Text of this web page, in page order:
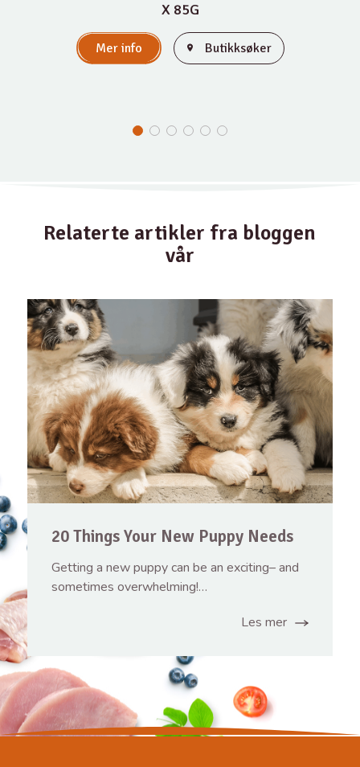
X 85G
Mer info Butikksøker
Relaterte artikler fra bloggen
vår
20 Things Your New Puppy Needs
Getting a new puppy can be an exciting– and
sometimes overwhelming!…
Les mer